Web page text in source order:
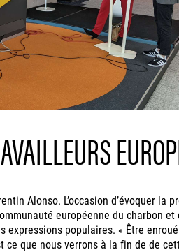
Alonso. L’occasion d’évoquer
européenne du charbon
populaires. « Être
ce que nous verrons à la fin de de